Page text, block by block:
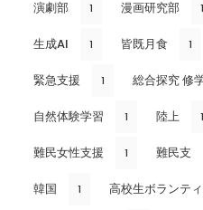
演劇部 1 漫画研究部 1
生成AI 1 皆既月食 1
緊急支援 1 総合探究 修
自然体験学習 1 陸上 1
難民女性支援 1 難民支
韓国 1 高校生ボランテ